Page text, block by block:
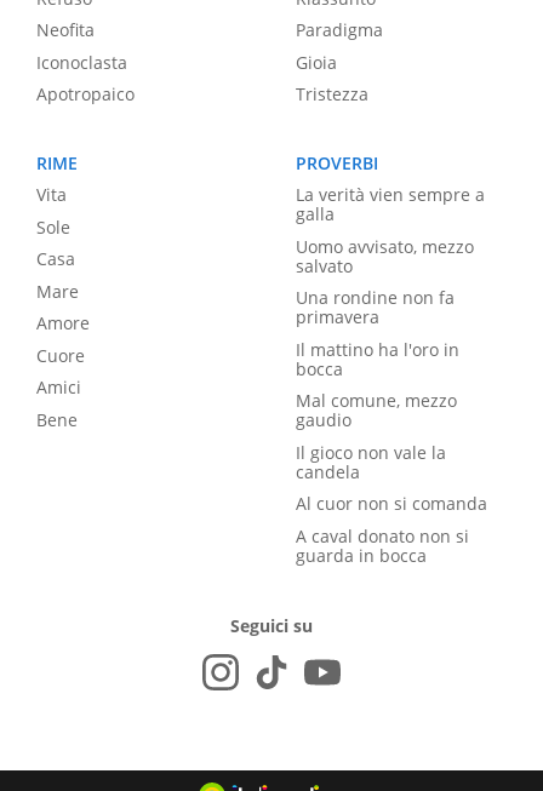
Neofita
Iconoclasta
Apotropaico
Paradigma
Gioia
Tristezza
RIME
Vita
Sole
Casa
Mare
Amore
Cuore
Amici
Bene
PROVERBI
La verità vien sempre a
galla
Uomo avvisato, mezzo
salvato
Una rondine non fa
primavera
Il mattino ha l'oro in
bocca
Mal comune, mezzo
gaudio
Il gioco non vale la
candela
Al cuor non si comanda
A caval donato non si
guarda in bocca
Seguici su